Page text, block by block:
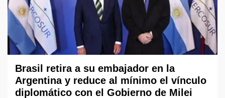
Brasil retira a su embajador en la
Argentina y reduce al mínimo el vínculo
diplomático con el Gobierno de Milei